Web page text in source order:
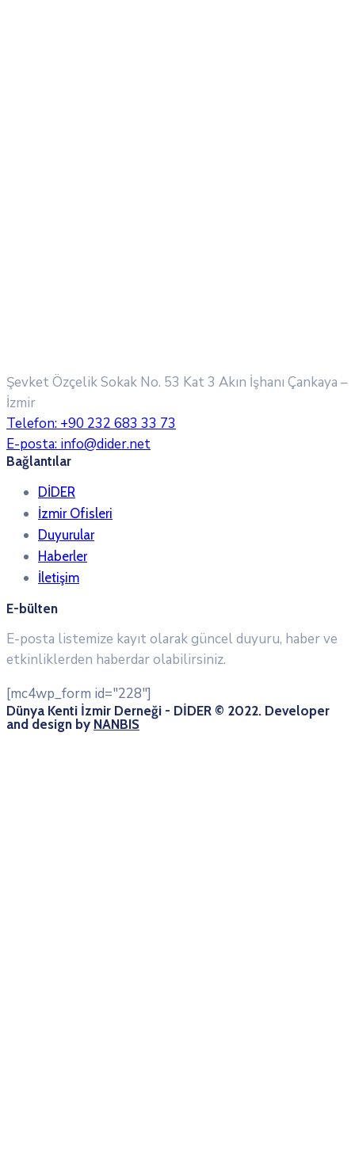
Şevket Özçelik Sokak No. 53 Kat 3 Akın İşhanı Çankaya –
İzmir
Telefon: +90 232 683 33 73
E-posta: info@dider.net
Bağlantılar
DİDER
İzmir Ofisleri
Duyurular
Haberler
İletişim
E-bülten
E-posta listemize kayıt olarak güncel duyuru, haber ve
etkinliklerden haberdar olabilirsiniz.
[mc4wp_form id="228"]
Dünya Kenti İzmir Derneği - DİDER © 2022. Developer
and design by NANBIS